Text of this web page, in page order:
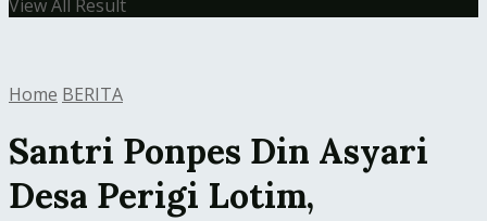
View All Result
Home BERITA
Santri Ponpes Din Asyari
Desa Perigi Lotim,